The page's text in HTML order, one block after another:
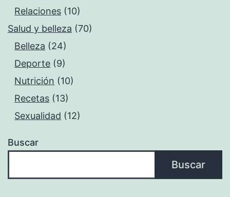
Relaciones (10)
Salud y belleza (70)
Belleza (24)
Deporte (9)
Nutrición (10)
Recetas (13)
Sexualidad (12)
Buscar
Buscar